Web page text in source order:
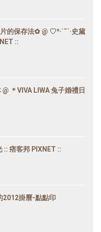
的保存法✿ @ ♡*·´¯`·史黛
::
＊VIVA LIWA 兔子婚禮日
:: 痞客邦 PIXNET ::
2012掛曆-點點印